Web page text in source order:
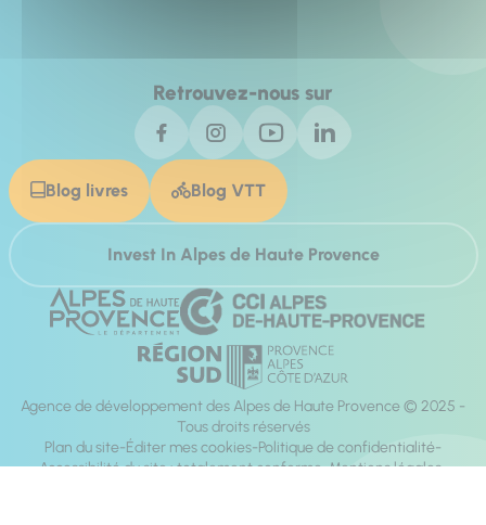
Retrouvez-nous sur
Blog livres Blog VTT
Invest In Alpes de Haute Provence
Agence de développement des Alpes de Haute Provence © 2025 -
Tous droits réservés
Plan du site Éditer mes cookies Politique de confidentialité
Accessibilité du site : totalement conforme Mentions légales